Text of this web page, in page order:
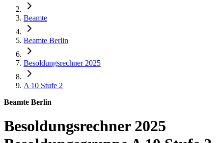
Beamte
Beamte Berlin
Besoldungsrechner 2025
A 10 Stufe 2
Beamte Berlin
Besoldungsrechner 2025